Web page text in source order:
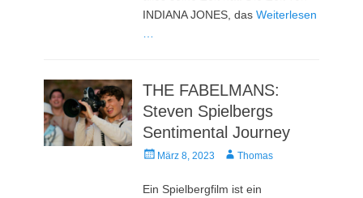
INDIANA JONES, dasWeiterlesen
THE FABELMANS:
Steven Spielbergs
Sentimental Journey
Veröffentlicht
März 8, 2023 AutorThomas
Ein Spielbergfilm ist ein